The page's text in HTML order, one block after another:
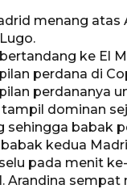
menang
bertandang ke El
perdana di
perdananya
dominan
sehingga babak
babak kedua
pada menit
Arandina